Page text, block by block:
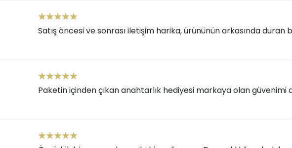
Satış öncesi ve sonrası iletişim harika, ürününün arkasında duran
Paketin içinden çıkan anahtarlık hediyesi markaya olan güvenimi